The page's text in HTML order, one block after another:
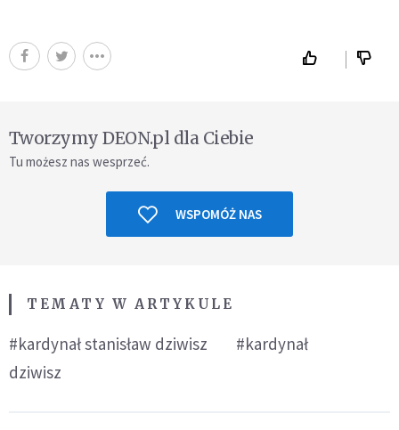
Tworzymy DEON.pl dla Ciebie
Tu możesz nas wesprzeć.
WSPOMÓŻ NAS
TEMATY W ARTYKULE
#kardynał stanisław dziwisz
#kardynał
dziwisz